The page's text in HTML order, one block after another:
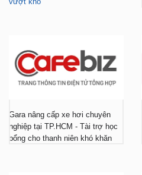
Gara nâng cấp xe hơi chuyên
nghiệp tại TP.HCM - Tài trợ học
bổng cho thanh niên khó khăn